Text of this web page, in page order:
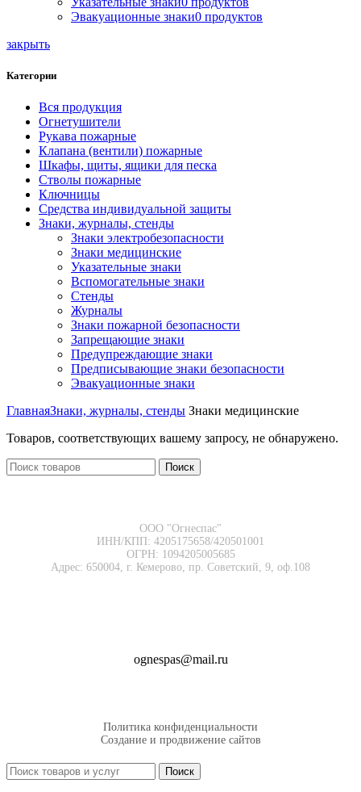
Эвакуационные знаки0 продуктов
закрыть
Категории
Вся продукция
Огнетушители
Рукава пожарные
Клапана (вентили) пожарные
Шкафы, щиты, ящики для песка
Стволы пожарные
Ключницы
Средства индивидуальной защиты
Знаки, журналы, стенды
Знаки электробезопасности
Знаки медицинские
Указательные знаки
Вспомогательные знаки
Стенды
Журналы
Знаки пожарной безопасности
Запрещающие знаки
Предупреждающие знаки
Предписывающие знаки безопасности
Эвакуационные знаки
ГлавнаяЗнаки, журналы, стенды Знаки медицинские
Товаров, соответствующих вашему запросу, не обнаружено.
Поиск
ООО "Огнеспас"
ИНН/КПП: 4205175658/420501001
ОГРН: 1094205005685
Адрес: 650004, г. Кемерово, пр. Советский, 9, оф.108
ognespas@mail.ru
Политика конфиденциальности
Создание и продвижение сайтов
Поиск